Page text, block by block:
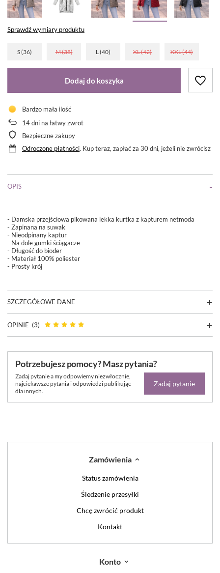
Sprawdź wymiary produktu
S (36) M (38) L (40) XL (42) XXL (44)
Dodaj do koszyka
Bardzo mała ilość
14dni na łatwy zwrot
Bezpieczne zakupy
Odroczone płatności. Kup teraz, zapłać za 30 dni, jeżeli nie zwrócisz
OPIS
- Damska przejściowa pikowana lekka kurtka z kapturem netmoda
- Zapinana na suwak
- Nieodpinany kaptur
- Na dole gumki ściągacze
- Długość do bioder
- Materiał 100% poliester
- Prosty krój
SZCZEGÓŁOWE DANE
OPINIE (3)
Potrzebujesz pomocy? Masz pytania?
Zadaj pytanie a my odpowiemy niezwłocznie,
najciekawsze pytania i odpowiedzi publikując
dla innych.
Zadaj pytanie
Zamówienia
Status zamówienia
Śledzenie przesyłki
Chcę zwrócić produkt
Kontakt
Konto